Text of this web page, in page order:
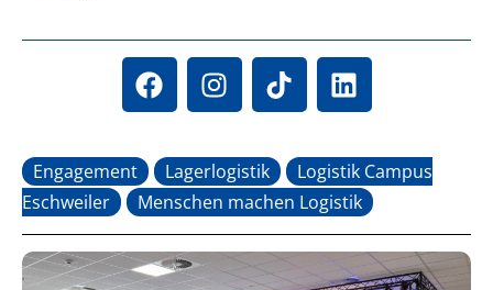
Engagement Lagerlogistik
Logistik Campus
Eschweiler
Menschen machen Logistik